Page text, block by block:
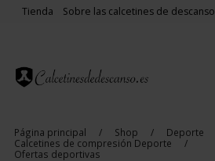
Tienda Sobre las calcetines de descanso
Página principal / Shop / Deporte
Calcetines de compresión Deporte
/
Ofertas deportivas